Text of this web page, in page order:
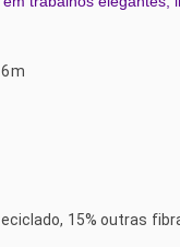
15% outras